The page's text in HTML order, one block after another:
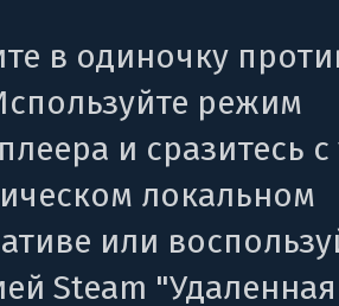
в одиночку
режим
и сразитесь
локальном
или
Steam "Удаленная